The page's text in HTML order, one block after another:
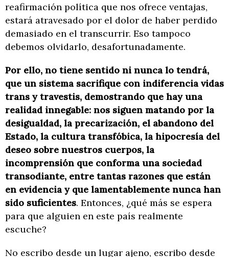
reafirmación política que nos ofrece ventajas,
estará atravesado por el dolor de haber perdido
demasiado en el transcurrir. Eso tampoco
debemos olvidarlo, desafortunadamente.
Por ello, no tiene sentido ni nunca lo tendrá,
que un sistema sacrifique con indiferencia vidas
trans y travestis, demostrando que hay una
realidad innegable: nos siguen matando por la
desigualdad, la precarización, el abandono del
Estado, la cultura transfóbica, la hipocresía del
deseo sobre nuestros cuerpos, la
incomprensión que conforma una sociedad
transodiante, entre tantas razones que están
en evidencia y que lamentablemente nunca han
sido suficientes. Entonces, ¿qué más se espera
para que alguien en este país realmente
escuche?
No escribo desde un lugar ajeno, escribo desde